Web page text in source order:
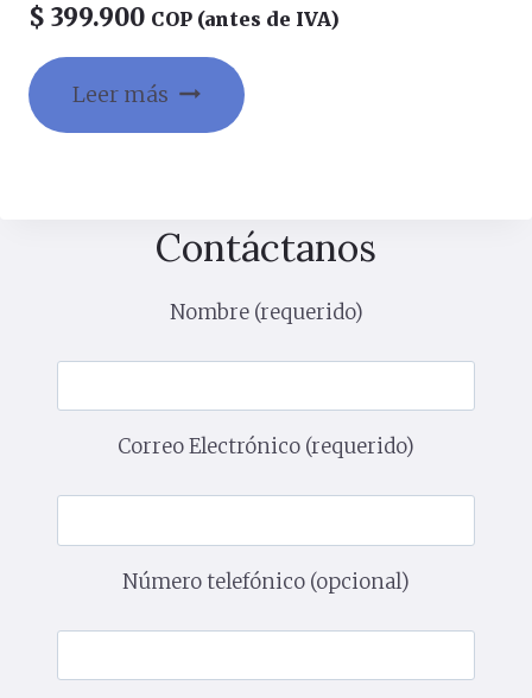
$ 399.900 COP (antes de IVA)
Leer más
Contáctanos
Nombre (requerido)
Correo Electrónico (requerido)
Número telefónico (opcional)